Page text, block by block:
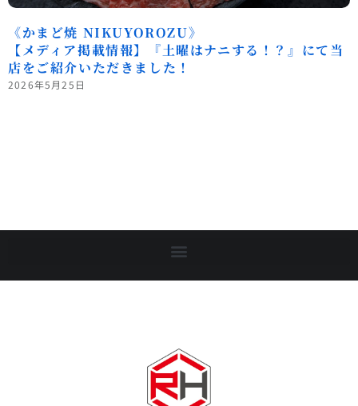
《かまど焼 NIKUYOROZU》
【メディア掲載情報】『土曜はナニする！？』にて当
店をご紹介いただきました！
2026年5月25日